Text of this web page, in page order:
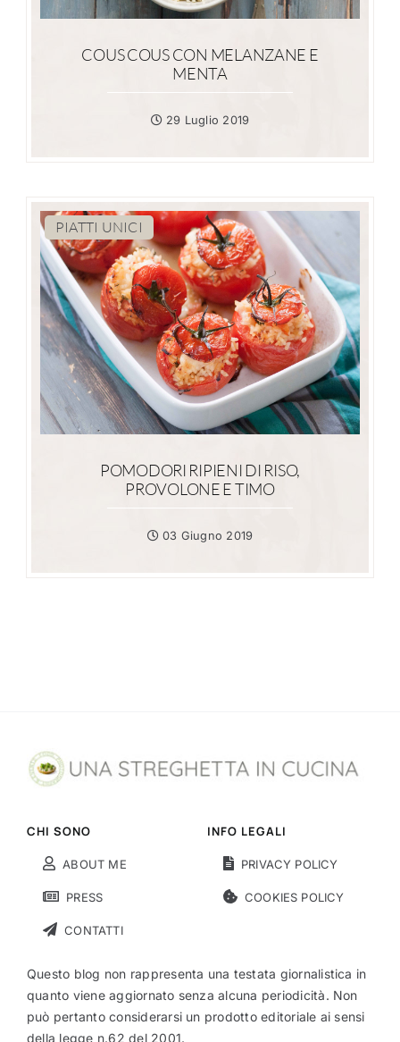
COUS COUS CON MELANZANE E
MENTA
29 Luglio 2019
PIATTI UNICI
POMODORI RIPIENI DI RISO,
PROVOLONE E TIMO
03 Giugno 2019
CHI SONO
ABOUT ME
PRESS
CONTATTI
INFO LEGALI
PRIVACY POLICY
COOKIES POLICY
Questo blog non rappresenta una testata giornalistica in
quanto viene aggiornato senza alcuna periodicità. Non
può pertanto considerarsi un prodotto editoriale ai sensi
della legge n.62 del 2001.